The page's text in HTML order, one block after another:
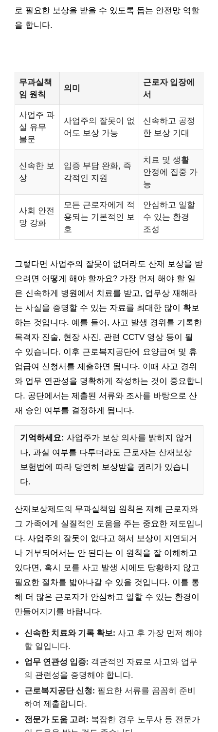
로 필요한 보상을 받을 수 있도록 돕는 안전망 역할
을 합니다.
무과실책
임 원칙
의미
근로자 입장에
서
사업주 과
실 유무
불문
사업주의 잘못이 없
어도 보상 가능
신속하고 공정
한 보상 기대
신속한 보
상
입증 부담 완화, 즉
각적인 지원
치료 및 생활
안정에 집중 가
능
사회 안전
망 강화
모든 근로자에게 적
용되는 기본적인 보
호
안심하고 일할
수 있는 환경
조성
그렇다면 사업주의 잘못이 없더라도 산재 보상을 받
으려면 어떻게 해야 할까요? 가장 먼저 해야 할 일
은 신속하게 병원에서 치료를 받고, 업무상 재해라
는 사실을 증명할 수 있는 자료를 최대한 많이 확보
하는 것입니다. 예를 들어, 사고 발생 경위를 기록한
목격자 진술, 현장 사진, 관련 CCTV 영상 등이 될
수 있습니다. 이후 근로복지공단에 요양급여 및 휴
업급여 신청서를 제출하면 됩니다. 이때 사고 경위
와 업무 연관성을 명확하게 작성하는 것이 중요합니
다. 공단에서는 제출된 서류와 조사를 바탕으로 산
재 승인 여부를 결정하게 됩니다.
기억하세요: 사업주가 보상 의사를 밝히지 않거
나, 과실 여부를 다투더라도 근로자는 산재보상
보험법에 따라 당연히 보상받을 권리가 있습니
다.
산재보상제도의 무과실책임 원칙은 재해 근로자와
그 가족에게 실질적인 도움을 주는 중요한 제도입니
다. 사업주의 잘못이 없다고 해서 보상이 지연되거
나 거부되어서는 안 된다는 이 원칙을 잘 이해하고
있다면, 혹시 모를 사고 발생 시에도 당황하지 않고
필요한 절차를 밟아나갈 수 있을 것입니다. 이를 통
해 더 많은 근로자가 안심하고 일할 수 있는 환경이
만들어지기를 바랍니다.
신속한 치료와 기록 확보: 사고 후 가장 먼저 해야
할 일입니다.
업무 연관성 입증: 객관적인 자료로 사고와 업무
의 관련성을 증명해야 합니다.
근로복지공단 신청: 필요한 서류를 꼼꼼히 준비
하여 제출합니다.
전문가 도움 고려: 복잡한 경우 노무사 등 전문가